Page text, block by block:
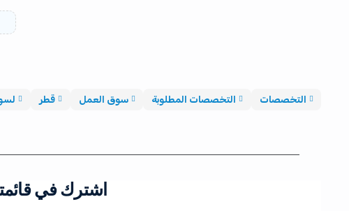
التخصصات التخصصات المطلوبة سوق العمل قطر
اشترك في